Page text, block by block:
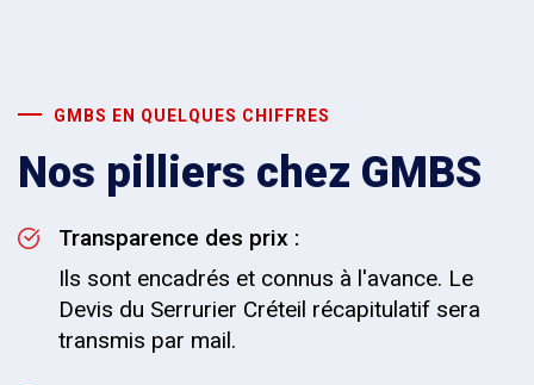
GMBS EN QUELQUES CHIFFRES
Nos pilliers chez GMBS
Transparence des prix :
Ils sont encadrés et connus à l'avance. Le
Devis du Serrurier Créteil récapitulatif sera
transmis par mail.